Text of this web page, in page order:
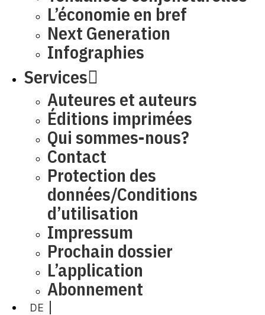
L’économie en bref
Next Generation
Infographies
Services
Auteures et auteurs
Éditions imprimées
Qui sommes-nous?
Contact
Protection des
données/Conditions
d’utilisation
Impressum
Prochain dossier
L’application
Abonnement
DE